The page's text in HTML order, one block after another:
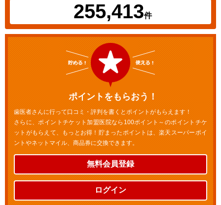
255,413件
ポイントをもらおう！
歯医者さんに行って口コミ・評判を書くとポイントがもらえます！
さらに、ポイントチケット加盟医院なら100ポイント～のポイントチケ
ットがもらえて、もっとお得！貯まったポイントは、楽天スーパーポイ
ントやネットマイル、商品券に交換できます。
無料会員登録
ログイン